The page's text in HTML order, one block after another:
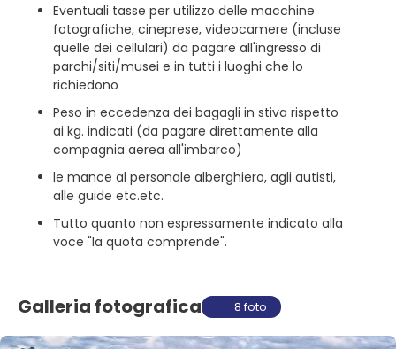
Eventuali tasse per utilizzo delle macchine
fotografiche, cineprese, videocamere (incluse
quelle dei cellulari) da pagare all'ingresso di
parchi/siti/musei e in tutti i luoghi che lo
richiedono
Peso in eccedenza dei bagagli in stiva rispetto
ai kg. indicati (da pagare direttamente alla
compagnia aerea all'imbarco)
le mance al personale alberghiero, agli autisti,
alle guide etc.etc.
Tutto quanto non espressamente indicato alla
voce "la quota comprende".
Galleria fotografica 8 foto